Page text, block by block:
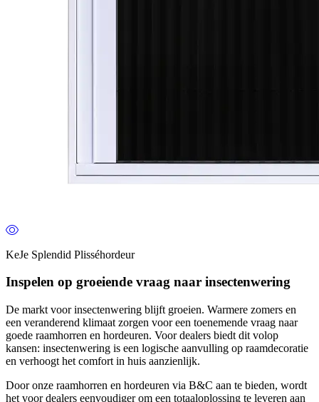
KeJe Splendid Plisséhordeur
Inspelen op groeiende vraag naar insectenwering
De markt voor insectenwering blijft groeien. Warmere zomers en
een veranderend klimaat zorgen voor een toenemende vraag naar
goede raamhorren en hordeuren. Voor dealers biedt dit volop
kansen: insectenwering is een logische aanvulling op raamdecoratie
en verhoogt het comfort in huis aanzienlijk.
Door onze raamhorren en hordeuren via B&C aan te bieden, wordt
het voor dealers eenvoudiger om een totaaloplossing te leveren aan